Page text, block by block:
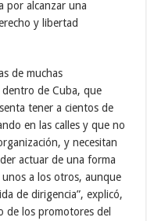
por alcanzar una
y libertad
de muchas
de Cuba, que
tener a cientos de
en las calles y que no
y necesitan
actuar de una forma
a los otros, aunque
de dirigencia”, explicó,
de los promotores del